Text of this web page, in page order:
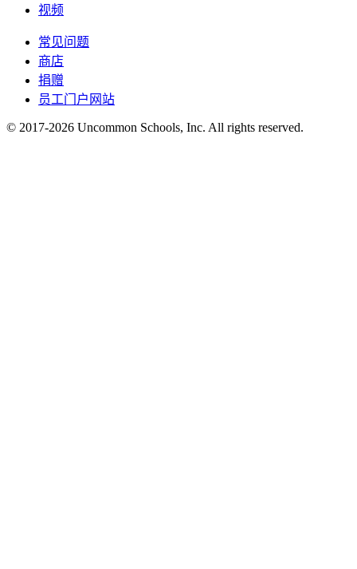
视频
常见问题
商店
捐赠
员工门户网站
© 2017-2026 Uncommon Schools, Inc. All rights reserved.